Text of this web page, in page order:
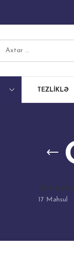
TEZLIKLƏ
GÜN
17 Məhsul